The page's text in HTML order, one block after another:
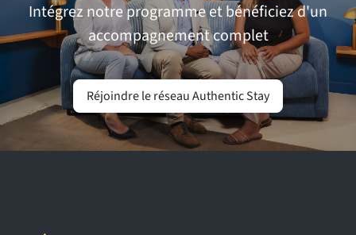
Intégrez notre programme et bénéficiez d'un
accompagnement complet
Réjoindre le réseau Authentic Stay